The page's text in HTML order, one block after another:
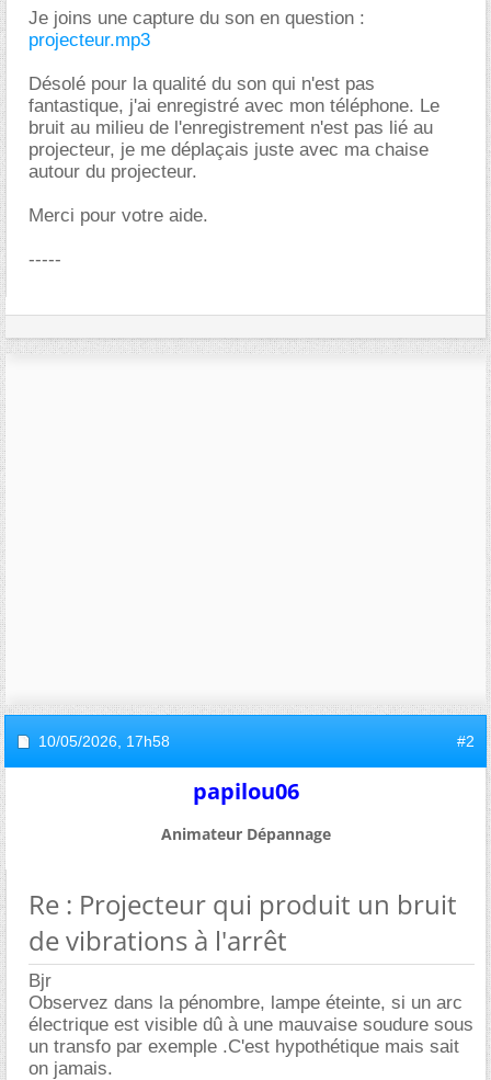
Je joins une capture du son en question :
projecteur.mp3
Désolé pour la qualité du son qui n'est pas
fantastique, j'ai enregistré avec mon téléphone. Le
bruit au milieu de l'enregistrement n'est pas lié au
projecteur, je me déplaçais juste avec ma chaise
autour du projecteur.
Merci pour votre aide.
-----
10/05/2026, 17h58 #2
papilou06
Animateur Dépannage
Re : Projecteur qui produit un bruit
de vibrations à l'arrêt
Bjr
Observez dans la pénombre, lampe éteinte, si un arc
électrique est visible dû à une mauvaise soudure sous
un transfo par exemple .C'est hypothétique mais sait
on jamais.